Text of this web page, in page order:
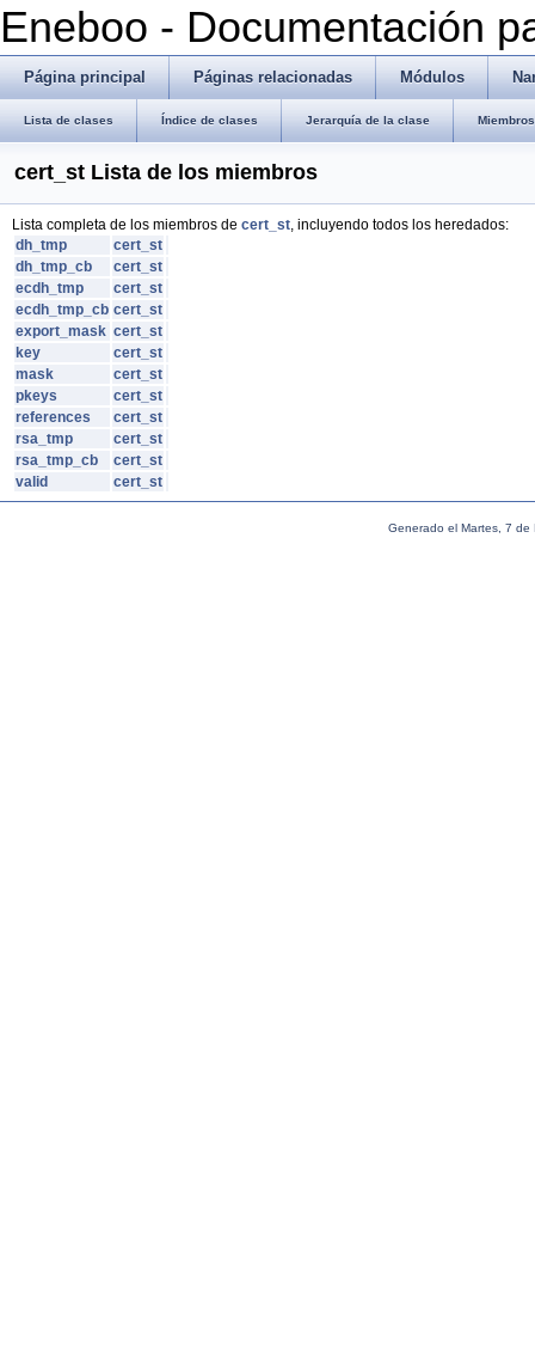
Eneboo - Documentación
Página principal Páginas relacionadas Módulos
Lista de clases Índice de clases Jerarquía de la clase
cert_st Lista de los miembros
Lista completa de los miembros de cert_st, incluyendo todos los heredados:
dh_tmp
cert_st
dh_tmp_cb
cert_st
ecdh_tmp
cert_st
ecdh_tmp_cb cert_st
export_mask cert_st
key
cert_st
mask
cert_st
pkeys
cert_st
references
cert_st
rsa_tmp
cert_st
rsa_tmp_cb
cert_st
valid
cert_st
Generado el Martes, 7